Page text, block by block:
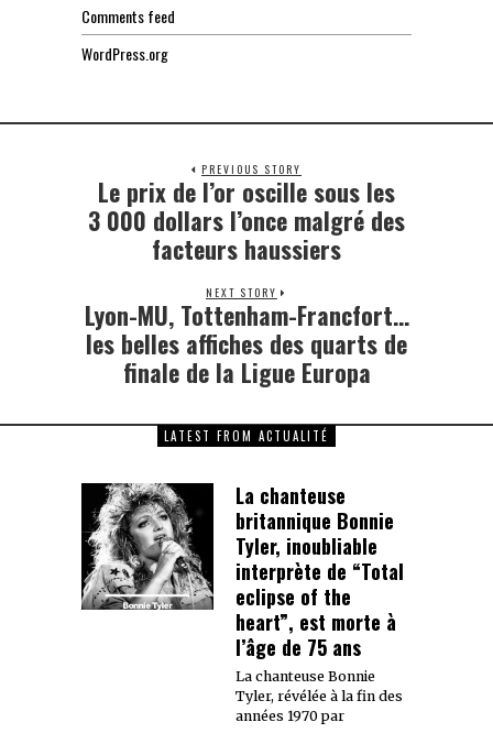
Comments feed
WordPress.org
PREVIOUS STORY
Previous
Le prix de l’or oscille sous les
3 000 dollars l’once malgré des
facteurs haussiers
NEXT STORY
Next
post:
Lyon-MU, Tottenham-Francfort…
les belles affiches des quarts de
finale de la Ligue Europa
LATEST FROM ACTUALITÉ
La chanteuse
britannique Bonnie
Tyler, inoubliable
interprète de “Total
eclipse of the
heart”, est morte à
l’âge de 75 ans
La chanteuse Bonnie
Tyler, révélée à la fin des
années 1970 par